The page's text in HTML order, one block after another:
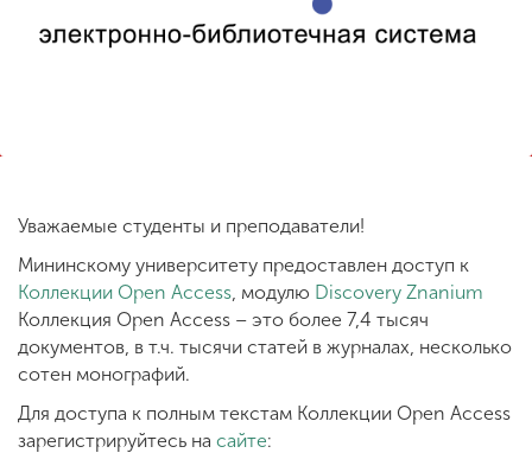
Студенческая жизнь
ENG SPN CHI
Приемная
комиссия
+7 (831) 262-26-20
Уважаемые студенты и преподаватели!
Мининскому университету предоставлен доступ к
Коллекции Open Access , модулю Discovery Znanium
Коллекция Open Access – это более 7,4 тысяч
документов, в т.ч. тысячи статей в журналах, несколько
сотен монографий.
Для доступа к полным текстам Коллекции Open Access
зарегистрируйтесь на сайте: